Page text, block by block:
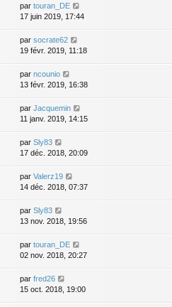
par touran_DE
17 juin 2019, 17:44
par socrate62
19 févr. 2019, 11:18
par ncounio
13 févr. 2019, 16:38
par Jacquemin
11 janv. 2019, 14:15
par Sly83
17 déc. 2018, 20:09
par Valerz19
14 déc. 2018, 07:37
par Sly83
13 nov. 2018, 19:56
par touran_DE
02 nov. 2018, 20:27
par fred26
15 oct. 2018, 19:00